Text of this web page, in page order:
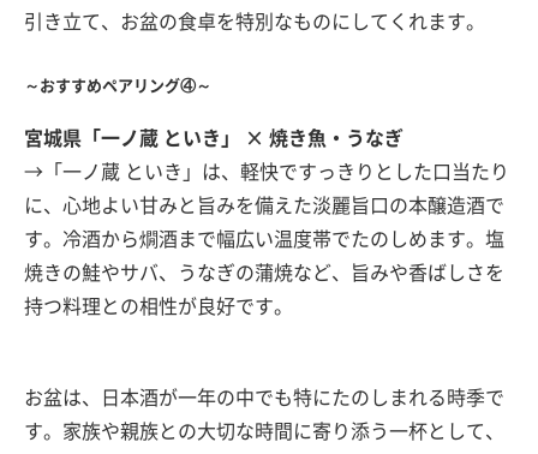
引き立て、お盆の食卓を特別なものにしてくれます。
～おすすめペアリング④～
宮城県「一ノ蔵 といき」 × 焼き魚・うなぎ
→「一ノ蔵 といき」は、軽快ですっきりとした口当たり
に、心地よい甘みと旨みを備えた淡麗旨口の本醸造酒で
す。冷酒から燗酒まで幅広い温度帯でたのしめます。塩
焼きの鮭やサバ、うなぎの蒲焼など、旨みや香ばしさを
持つ料理との相性が良好です。
お盆は、日本酒が一年の中でも特にたのしまれる時季で
す。家族や親族との大切な時間に寄り添う一杯として、